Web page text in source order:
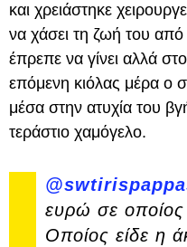
και χρειάστηκε
να χάσει τη ζωή του
έπρεπε να γίνει αλλά
επόμενη κιόλας μέρα ο
μέσα στην ατυχία του
τεράστιο χαμόγελο.
ευρώ σε
Οποίος είδε η